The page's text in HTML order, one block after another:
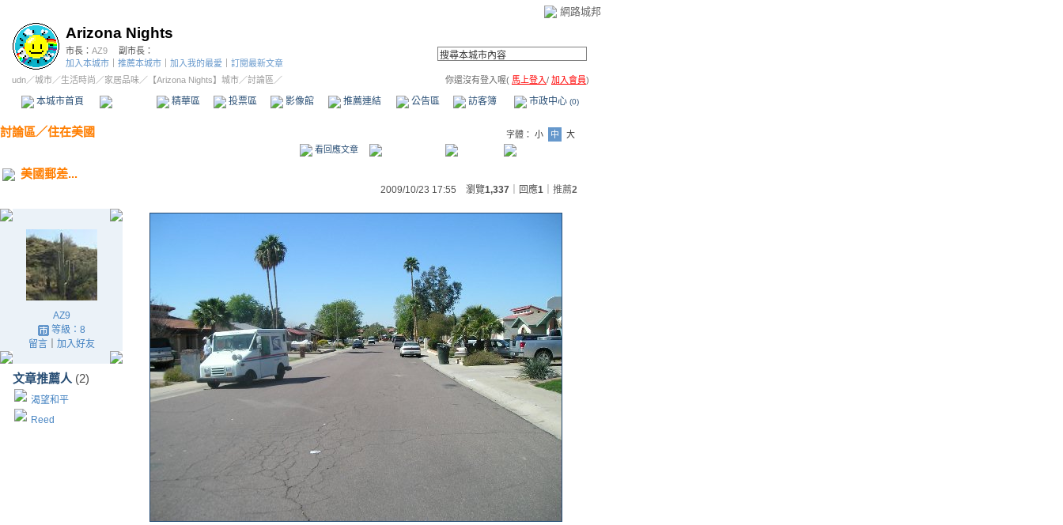
網路城邦
Arizona Nights
市長： AZ9
副市長：
加入本城市
推薦本城市 加入我的最愛
訂閱最新文章
udn／城市／生活時尚 ／家居品味／ 【Arizona Nights】城市／討論區／ 你還沒有登入喔( 馬上登入/ 加入會員)
本城市首頁 精華區 投票區 影像館 推薦連結 公告區 訪客簿 市政中心 (0)
討論區／住在美國 字體： 小 中
大
看回應文章
美國郵差...
2009/10/23 17:55 瀏覽1,337 ｜回應1 推薦2
AZ9
等級：8
留言｜ 加入好友
文章推薦人 (2)
渴望和平
Reed